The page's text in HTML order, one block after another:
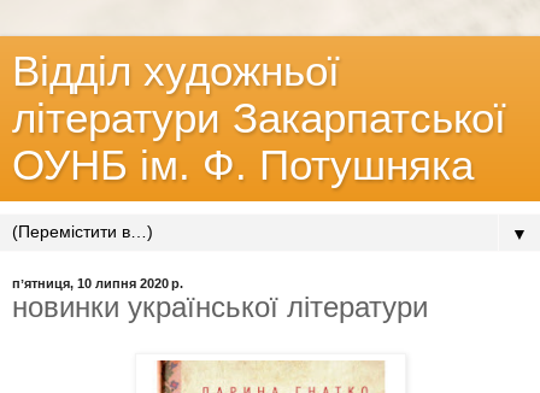
Відділ художньої
літератури Закарпатської
ОУНБ ім. Ф. Потушняка
▼
пʼятниця, 10 липня 2020 р.
новинки української літератури